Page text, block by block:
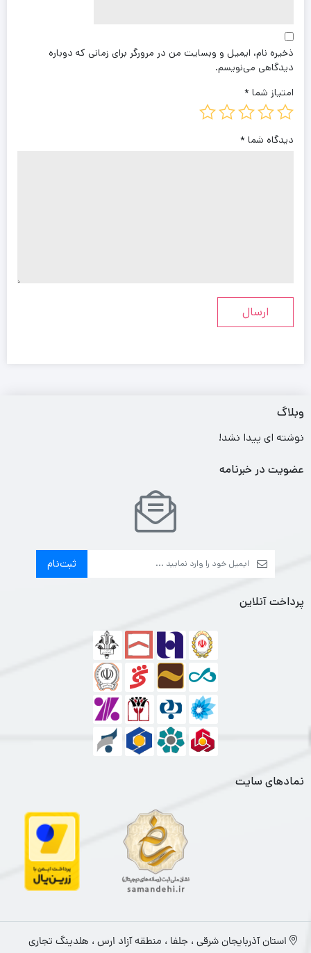
ذخیره نام، ایمیل و وبسایت من در مرورگر برای زمانی که دوباره
دیدگاهی می‌نویسم.
امتیاز شما *
دیدگاه شما *
وبلاگ
نوشته ای پیدا نشد!
عضویت در خبرنامه
ثبت‌نام
پرداخت آنلاین
نمادهای سایت
استان آذربایجان شرقی ، جلفا ، منطقه آزاد ارس ، هلدینگ تجاری